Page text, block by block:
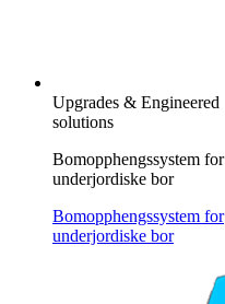
Upgrades & Engineered
solutions
Bomopphengssystem for
underjordiske bor
Bomopphengssystem for
underjordiske bor